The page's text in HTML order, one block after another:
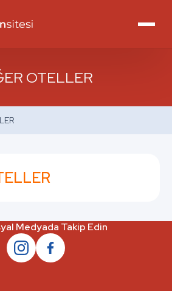
OTELLER
Medyada Takip Edin